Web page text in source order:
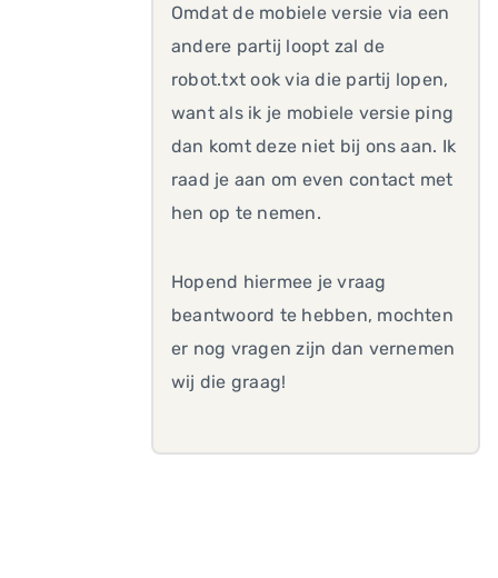
Omdat de mobiele versie via een
andere partij loopt zal de
robot.txt ook via die partij lopen,
want als ik je mobiele versie ping
dan komt deze niet bij ons aan. Ik
raad je aan om even contact met
hen op te nemen.
Hopend hiermee je vraag
beantwoord te hebben, mochten
er nog vragen zijn dan vernemen
wij die graag!